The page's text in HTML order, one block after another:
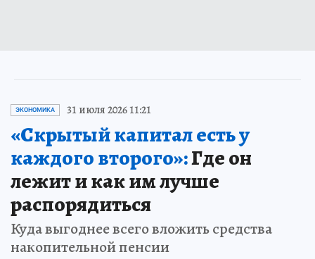
ЭКОНОМИКА 31 июля 2026 11:21
«Скрытый капитал есть у
каждого второго»:Где он
лежит и как им лучше
распорядиться
Куда выгоднее всего вложить средства
накопительной пенсии